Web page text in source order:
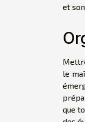
et
le
que